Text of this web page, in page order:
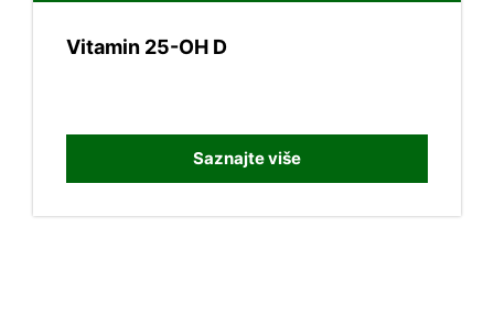
Vitamin 25-OH D
Saznajte više